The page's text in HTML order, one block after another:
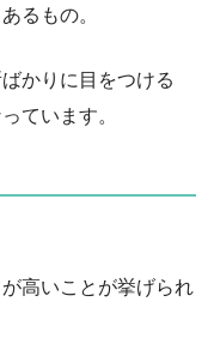
るもの。
かりに目をつける
ています。
高いことが挙げられ